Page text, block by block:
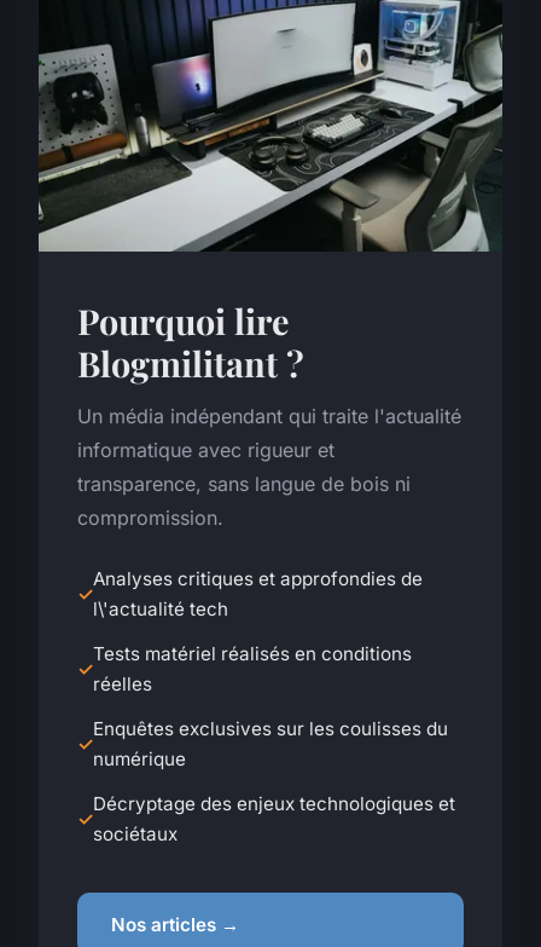
Pourquoi lire
Blogmilitant ?
Un média indépendant qui traite l'actualité
informatique avec rigueur et
transparence, sans langue de bois ni
compromission.
Analyses critiques et approfondies de
l\'actualité tech
Tests matériel réalisés en conditions
réelles
Enquêtes exclusives sur les coulisses du
numérique
Décryptage des enjeux technologiques et
sociétaux
Nos articles →